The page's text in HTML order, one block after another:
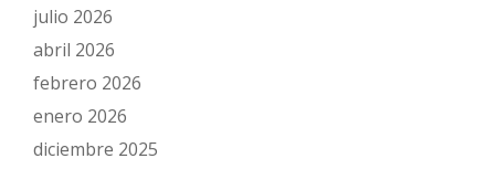
julio 2026
abril 2026
febrero 2026
enero 2026
diciembre 2025